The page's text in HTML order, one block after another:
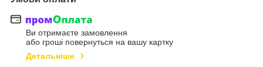
Ви отримаєте замовлення
або гроші повернуться на вашу картку
Детальніше